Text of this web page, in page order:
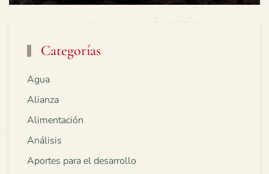
Categorías
Agua
Alianza
Alimentación
Análisis
Aportes para el desarrollo